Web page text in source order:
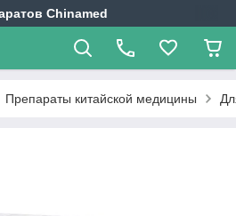
Chinamed
Препараты китайской медицины